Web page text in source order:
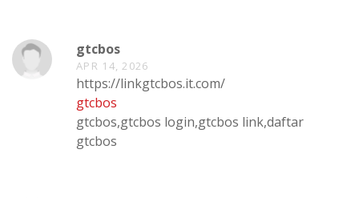
gtcbos
APR 14, 2026
https://linkgtcbos.it.com/
gtcbos
gtcbos,gtcbos login,gtcbos link,daftar
gtcbos